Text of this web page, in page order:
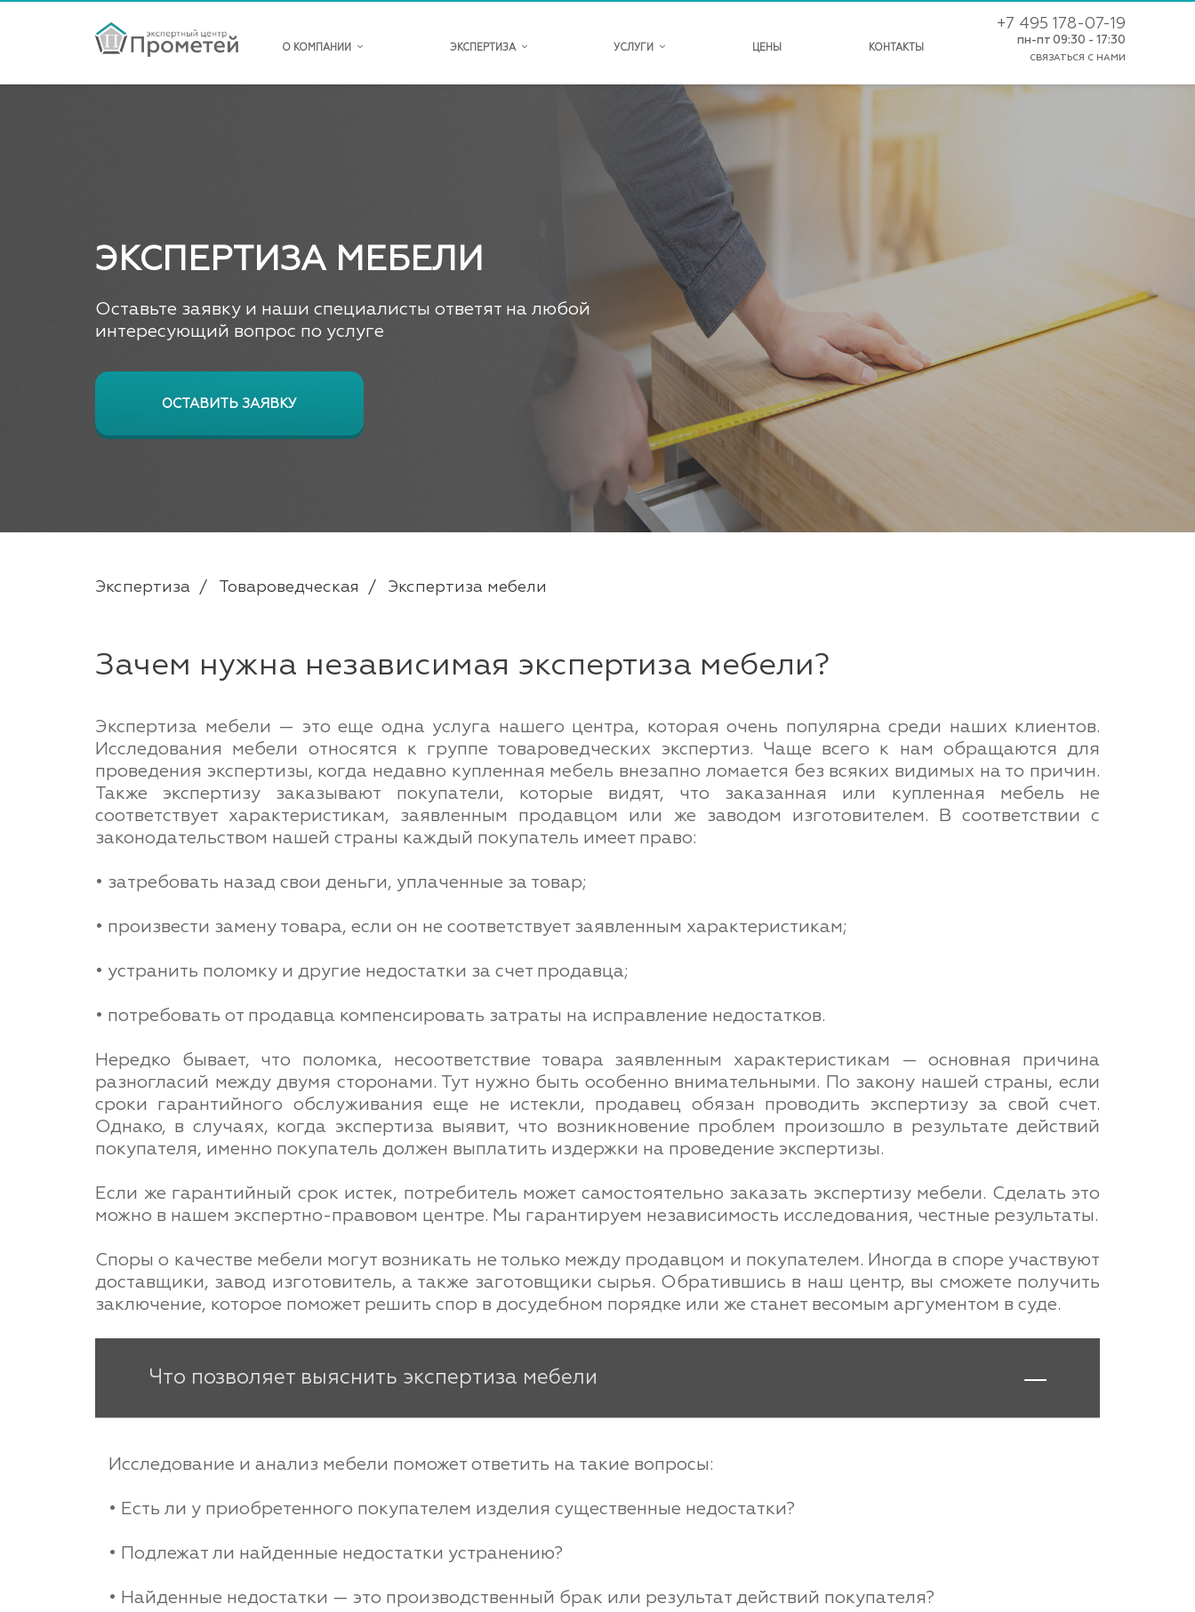
О КОМПАНИИ ЭКСПЕРТИЗА УСЛУГИ ЦЕНЫ КОНТАКТЫ
+7 495 178-07-19
пн-пт 09:30 - 17:30
СВЯЗАТЬСЯ С НАМИ
ЭКСПЕРТИЗА МЕБЕЛИ
Оставьте заявку и наши специалисты ответят на любой
интересующий вопрос по услуге
ОСТАВИТЬ ЗАЯВКУ
Экспертиза Товароведческая Экспертиза мебели
Зачем нужна независимая экспертиза мебели?
Экспертиза мебели — это еще одна услуга нашего центра, которая очень популярна среди наших клиентов.
Исследования мебели относятся к группе товароведческих экспертиз. Чаще всего к нам обращаются для
проведения экспертизы, когда недавно купленная мебель внезапно ломается без всяких видимых на то причин.
Также экспертизу заказывают покупатели, которые видят, что заказанная или купленная мебель не
соответствует характеристикам, заявленным продавцом или же заводом изготовителем. В соответствии с
законодательством нашей страны каждый покупатель имеет право:
• затребовать назад свои деньги, уплаченные за товар;
• произвести замену товара, если он не соответствует заявленным характеристикам;
• устранить поломку и другие недостатки за счет продавца;
• потребовать от продавца компенсировать затраты на исправление недостатков.
Нередко бывает, что поломка, несоответствие товара заявленным характеристикам — основная причина
разногласий между двумя сторонами. Тут нужно быть особенно внимательными. По закону нашей страны, если
сроки гарантийного обслуживания еще не истекли, продавец обязан проводить экспертизу за свой счет.
Однако, в случаях, когда экспертиза выявит, что возникновение проблем произошло в результате действий
покупателя, именно покупатель должен выплатить издержки на проведение экспертизы.
Если же гарантийный срок истек, потребитель может самостоятельно заказать экспертизу мебели. Сделать это
можно в нашем экспертно-правовом центре. Мы гарантируем независимость исследования, честные результаты.
Споры о качестве мебели могут возникать не только между продавцом и покупателем. Иногда в споре участвуют
доставщики, завод изготовитель, а также заготовщики сырья. Обратившись в наш центр, вы сможете получить
заключение, которое поможет решить спор в досудебном порядке или же станет весомым аргументом в суде.
Что позволяет выяснить экспертиза мебели
Исследование и анализ мебели поможет ответить на такие вопросы:
• Есть ли у приобретенного покупателем изделия существенные недостатки?
• Подлежат ли найденные недостатки устранению?
• Найденные недостатки — это производственный брак или результат действий покупателя?